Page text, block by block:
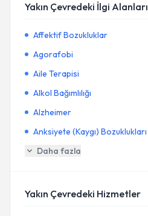
Yakın Çevredeki İlgi Alanları
Affektif Bozukluklar
Agorafobi
Aile Terapisi
Alkol Bağımlılığı
Alzheimer
Anksiyete (Kaygı) Bozuklukları
Daha fazla
Yakın Çevredeki Hizmetler